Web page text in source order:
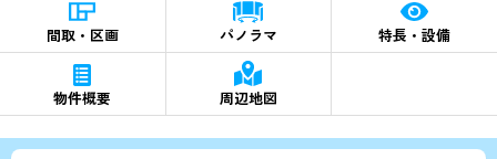
間取・区画 パノラマ 特長・設備
物件概要 周辺地図